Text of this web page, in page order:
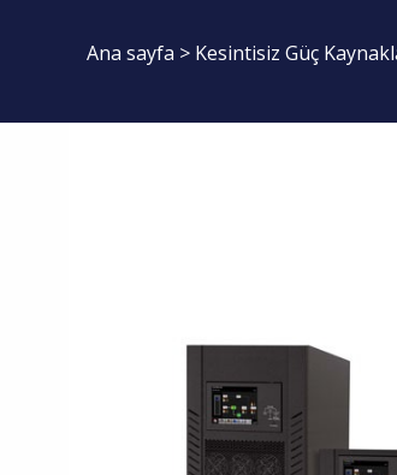
Ana sayfa > Kesintisiz Güç